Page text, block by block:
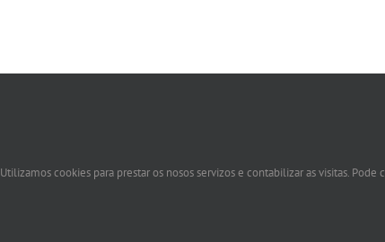
Utilizamos cookies para prestar os nosos servizos e contabilizar as visitas.